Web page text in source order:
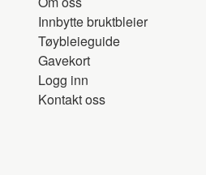
Innbytte bruktbleier
Tøybleieguide
Gavekort
Logg inn
Kontakt oss